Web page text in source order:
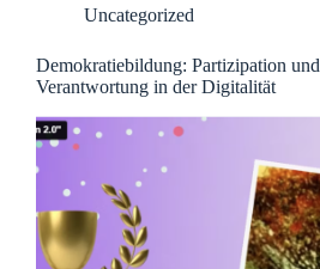
Uncategorized
Demokratiebildung: Partizipation und
Verantwortung in der Digitalität